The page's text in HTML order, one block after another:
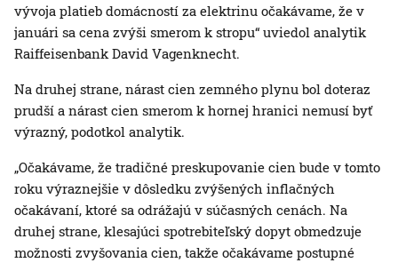
vývoja platieb domácností za elektrinu očakávame, že v
januári sa cena zvýši smerom k stropu“ uviedol analytik
Raiffeisenbank David Vagenknecht.
Na druhej strane, nárast cien zemného plynu bol doteraz
prudší a nárast cien smerom k hornej hranici nemusí byť
výrazný, podotkol analytik.
„Očakávame, že tradičné preskupovanie cien bude v tomto
roku výraznejšie v dôsledku zvýšených inflačných
očakávaní, ktoré sa odrážajú v súčasných cenách. Na
druhej strane, klesajúci spotrebiteľský dopyt obmedzuje
možnosti zvyšovania cien, takže očakávame postupné